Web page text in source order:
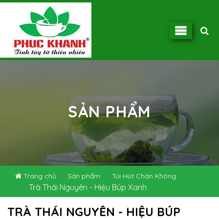
SẢN PHẨM
Trang chủ Sản phẩm Túi Hút Chân Không
Trà Thái Nguyên - Hiệu Búp Xanh
TRÀ THÁI NGUYÊN - HIỆU BÚP